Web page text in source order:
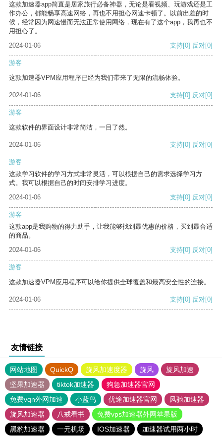
这款加速器app简直是居家旅行必备神器，无论是看视频、玩游戏还是工
作办公，都能畅享高速网络，再也不用担心网速卡顿了。以前出差的时
候，经常因为网速慢而无法正常使用网络，现在有了这个app，我再也不
用担心了。
2024-01-06
支持[0] 反对[0]
游客
这款加速器VPM应用程序已经为我们带来了无限的流畅体验。
2024-01-06 支持[0] 反对[0]
游客
这款软件的界面设计非常简洁，一目了然。
2024-01-06 支持[0] 反对[0]
游客
这款学习软件的学习方式非常灵活，可以根据自己的需求选择学习方
式。我可以根据自己的时间安排学习进度。
2024-01-06
支持[0] 反对[0]
游客
这款app是我购物的得力助手，让我能够找到最优惠的价格，买到最合适
的商品。
2024-01-06
支持[0] 反对[0]
游客
这款加速器VPM应用程序可以给你提供全球覆盖和最高安全性的连接。
2024-01-06 支持[0] 反对[0]
友情链接
网站地图 QuickQ 旋风加速度器 旋风
旋风加速
坚果加速器
tiktok加速器
狗急加速器官网
免费vqn外网加速
小蓝鸟 优途加速器官网
风驰加速器
旋风加速器
八戒看书
免费vps加速器外网苹果版
黑豹加速器
一元机场 IOS加速器 加速器试用两小时